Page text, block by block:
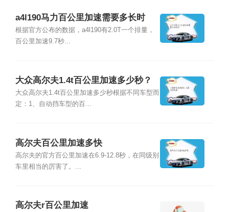
a4l190马力百公里加速需要多长时
间？
根据官方公布的数据，a4l190有2.0T一个排量，
百公里加速9.7秒...
大众高尔夫1.4t百公里加速多少秒？
大众高尔夫1.4t百公里加速多少秒根据不同车型而
定：1、自动挡车型的百...
高尔夫百公里加速多快
高尔夫的官方百公里加速在6.9-12.8秒，在同级别
车里相当的厉害了。...
高尔夫r百公里加速